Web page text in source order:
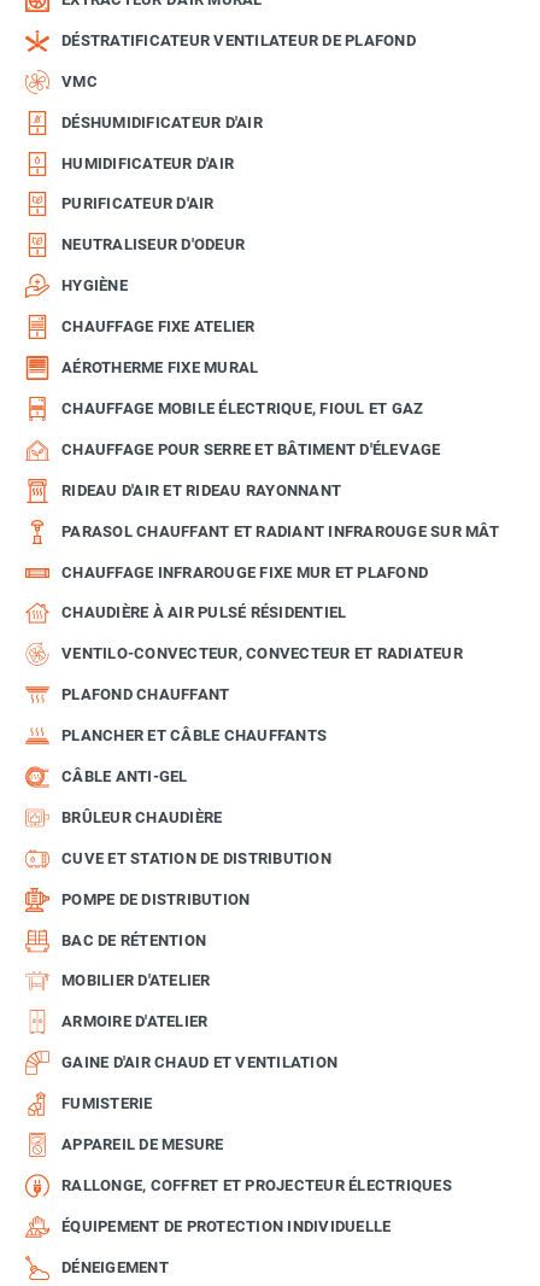
DÉSTRATIFICATEUR VENTILATEUR DE PLAFOND
VMC
DÉSHUMIDIFICATEUR D'AIR
HUMIDIFICATEUR D'AIR
PURIFICATEUR D'AIR
NEUTRALISEUR D'ODEUR
HYGIÈNE
CHAUFFAGE FIXE ATELIER
AÉROTHERME FIXE MURAL
CHAUFFAGE MOBILE ÉLECTRIQUE, FIOUL ET GAZ
CHAUFFAGE POUR SERRE ET BÂTIMENT D'ÉLEVAGE
RIDEAU D'AIR ET RIDEAU RAYONNANT
PARASOL CHAUFFANT ET RADIANT INFRAROUGE SUR MÂT
CHAUFFAGE INFRAROUGE FIXE MUR ET PLAFOND
CHAUDIÈRE À AIR PULSÉ RÉSIDENTIEL
VENTILO-CONVECTEUR, CONVECTEUR ET RADIATEUR
PLAFOND CHAUFFANT
PLANCHER ET CÂBLE CHAUFFANTS
CÂBLE ANTI-GEL
BRÛLEUR CHAUDIÈRE
CUVE ET STATION DE DISTRIBUTION
POMPE DE DISTRIBUTION
BAC DE RÉTENTION
MOBILIER D'ATELIER
ARMOIRE D'ATELIER
GAINE D'AIR CHAUD ET VENTILATION
FUMISTERIE
APPAREIL DE MESURE
RALLONGE, COFFRET ET PROJECTEUR ÉLECTRIQUES
ÉQUIPEMENT DE PROTECTION INDIVIDUELLE
DÉNEIGEMENT